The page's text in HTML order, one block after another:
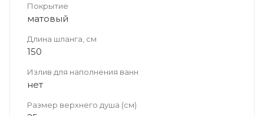
Покрытие
матовый
Длина шланга, см
150
Излив для наполнения ванн
нет
Размер верхнего душа (см)